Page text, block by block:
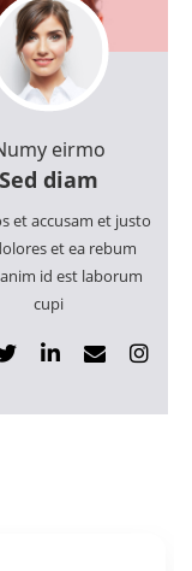
eirmo
Sed diam
et accusam et justo
et ea rebum
id est laborum
cupi